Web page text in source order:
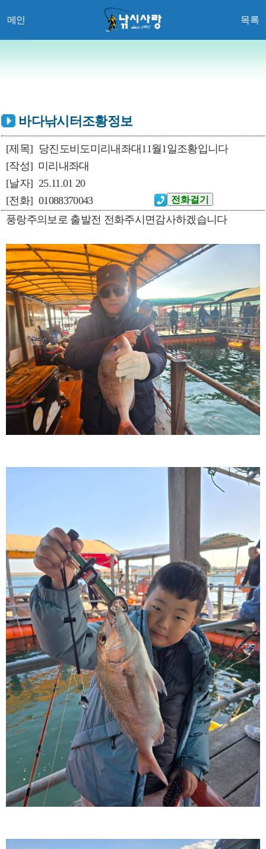
메인 목록
바다낚시터조황정보
[제목] 당진도비도미리내좌대11월1일조황입니다
[작성] 미리내좌대
[날자] 25.11.01 20
[전화] 01088370043
풍랑주의보로 출발전 전화주시면감사하겠습니다